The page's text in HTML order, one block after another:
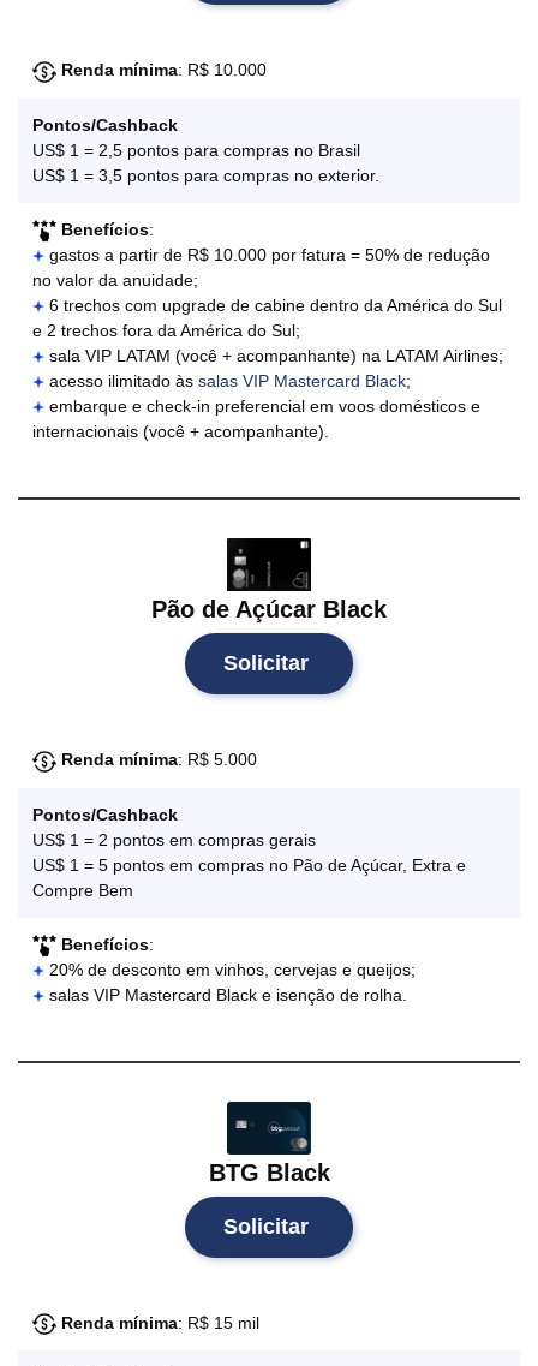
Renda mínima: R$ 10.000
Pontos/Cashback
US$ 1 = 2,5 pontos para compras no Brasil
US$ 1 = 3,5 pontos para compras no exterior.
Benefícios:
gastos a partir de R$ 10.000 por fatura = 50% de redução
no valor da anuidade;
6 trechos com upgrade de cabine dentro da América do Sul
e 2 trechos fora da América do Sul;
sala VIP LATAM (você + acompanhante) na LATAM Airlines;
acesso ilimitado às salas VIP Mastercard Black;
embarque e check-in preferencial em voos domésticos e
internacionais (você + acompanhante).
Pão de Açúcar Black
Solicitar
Renda mínima: R$ 5.000
Pontos/Cashback
US$ 1 = 2 pontos em compras gerais
US$ 1 = 5 pontos em compras no Pão de Açúcar, Extra e
Compre Bem
Benefícios:
20% de desconto em vinhos, cervejas e queijos;
salas VIP Mastercard Black e isenção de rolha.
BTG Black
Solicitar
Renda mínima: R$ 15 mil